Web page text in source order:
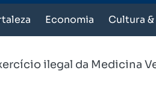
Economia Cultura
ilegal da Medicina